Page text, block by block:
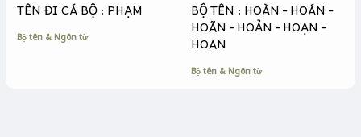
TÊN ĐI CÁ BỘ : PHẠM
Bộ tên & Ngôn từ
BỘ TÊN : HOÀN – HOÁN –
HOÃN – HOẢN – HOẠN –
HOAN
Bộ tên & Ngôn từ